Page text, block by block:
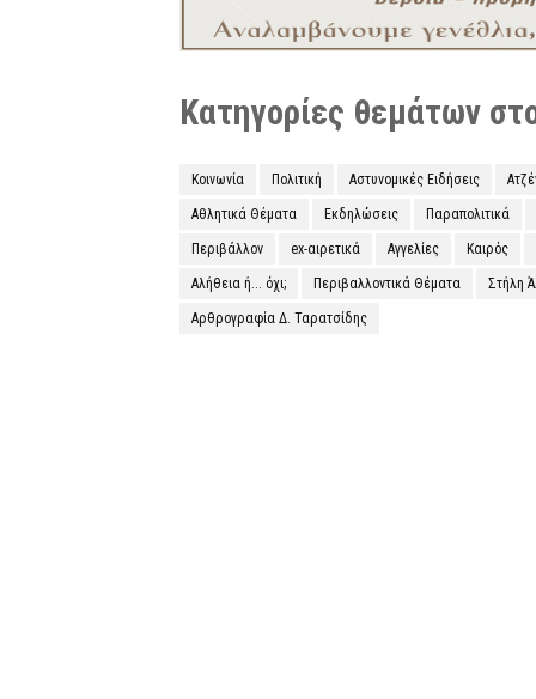
Κατηγορίες θεμάτων
Κοινωνία Πολιτική Αστυνομικές Ειδήσεις
Αθλητικά Θέματα Εκδηλώσεις Παραπολιτικά
Περιβάλλον ex-αιρετικά Αγγελίες Καιρός
Αλήθεια ή... όχι; Περιβαλλοντικά Θέματα Στήλη
Αρθρογραφία Δ. Ταρατσίδης